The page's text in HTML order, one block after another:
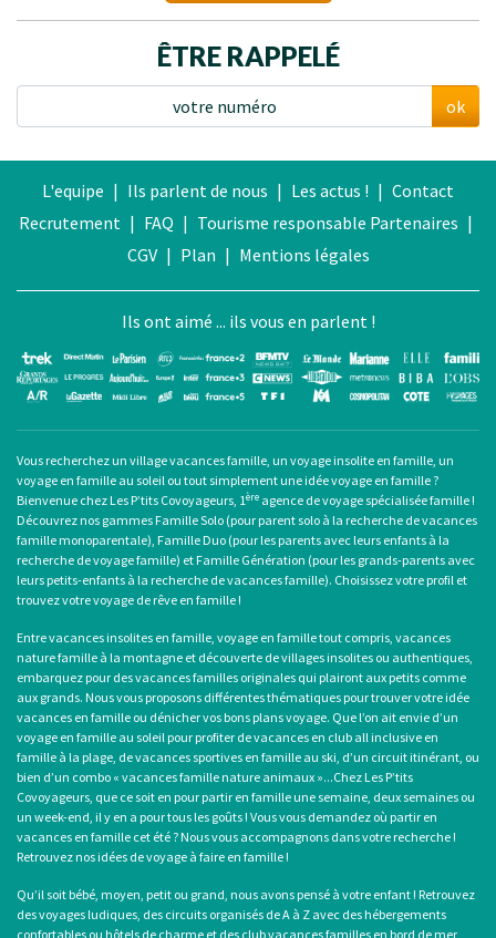
ÊTRE RAPPELÉ
ok
L'equipe | Ils parlent de nous | Les actus ! | Contact
Recrutement | FAQ | Tourisme responsable Partenaires |
CGV | Plan | Mentions légales
Ils ont aimé ... ils vous en parlent !
Vous recherchez un village vacances famille, un voyage insolite en famille, un
voyage en famille au soleil ou tout simplement une idée voyage en famille ?
Bienvenue chez Les P’tits Covoyageurs, 1ère agence de voyage spécialisée famille !
Découvrez nos gammes Famille Solo (pour parent solo à la recherche devacances
famille monoparentale), Famille Duo (pour les parents avec leurs enfants à la
recherche de voyage famille) et Famille Génération (pour les grands-parents avec
leurs petits-enfants à la recherche de vacances famille). Choisissez votre profil et
trouvez votre voyage de rêve en famille !
Entrevacances insolites en famille, voyage en famille tout compris, vacances
nature famille à la montagne et découverte de villages insolites ou authentiques,
embarquez pour desvacances familles originales qui plairont aux petits comme
aux grands. Nous vous proposons différentes thématiques pour trouver votre idée
vacances en famille ou dénicher vos bons plans voyage. Que l’on ait envie d’un
voyage en famille au soleil pour profiter devacances en club all inclusive en
famille à la plage, devacances sportives en famille au ski, d’un circuit itinérant, ou
bien d’un combo « vacances famille nature animaux »...Chez Les P’tits
Covoyageurs, que ce soit en pour partir en famille une semaine, deux semaines ou
un week-end, il y en a pour tous les goûts ! Vous vous demandez où partir en
vacances en famille cet été ? Nous vous accompagnons dans votre recherche !
Retrouvez nos idées devoyage à faire en famille !
Qu’il soit bébé, moyen, petit ou grand, nous avons pensé à votre enfant ! Retrouvez
des voyages ludiques, des circuits organisés de A à Z avec des hébergements
confortables ou hôtels de charme et des club vacances familles en bord de mer